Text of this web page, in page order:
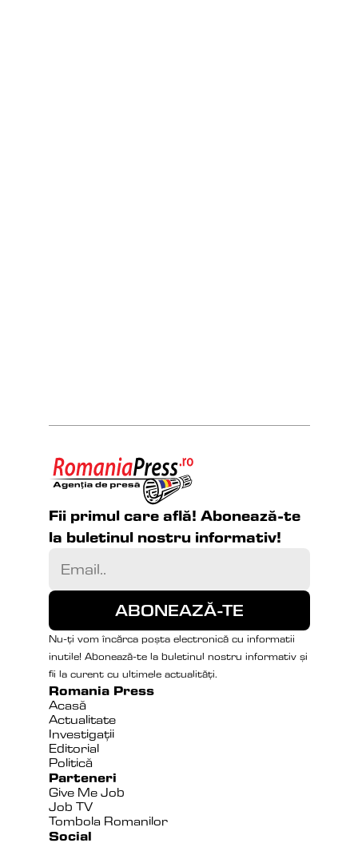
Fii primul care află! Abonează-te
la buletinul nostru informativ!
Nu-ți vom încărca poșta electronică cu informatii
inutile! Abonează-te la buletinul nostru informativ și
fii la curent cu ultimele actualități.
Romania Press
Acasă
Actualitate
Investigații
Editorial
Politică
Parteneri
Give Me Job
Job TV
Tombola Romanilor
Social